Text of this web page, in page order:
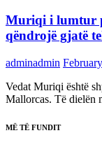
Muriqi i lumtur
qëndrojë gjatë
adminadmin
Vedat Muriqi është
Mallorcas. Të
MË TË FUNDIT